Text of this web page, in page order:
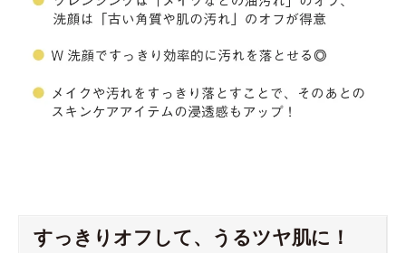
すっきりオフして、うるツヤ肌に！